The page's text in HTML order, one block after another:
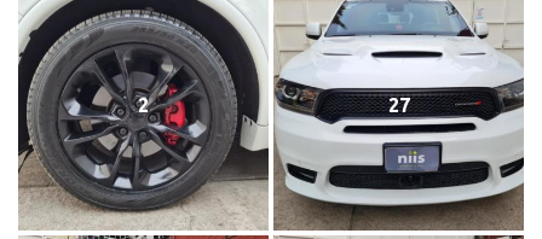
2 27